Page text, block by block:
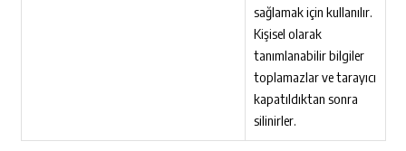
sağlamak için kullanılır.
Kişisel olarak
tanımlanabilir bilgiler
toplamazlar ve tarayıcı
kapatıldıktan sonra
silinirler.